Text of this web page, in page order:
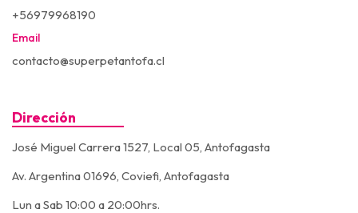
+56979968190
Email
contacto@superpetantofa.cl
Dirección
José Miguel Carrera 1527, Local 05, Antofagasta
Av. Argentina 01696, Coviefi, Antofagasta
Lun a Sab 10:00 a 20:00hrs.